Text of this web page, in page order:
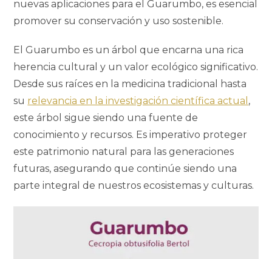
nuevas aplicaciones para el Guarumbo, es esencial
promover su conservación y uso sostenible.
El Guarumbo es un árbol que encarna una rica
herencia cultural y un valor ecológico significativo.
Desde sus raíces en la medicina tradicional hasta
su relevancia en la investigación científica actual ,
este árbol sigue siendo una fuente de
conocimiento y recursos. Es imperativo proteger
este patrimonio natural para las generaciones
futuras, asegurando que continúe siendo una
parte integral de nuestros ecosistemas y culturas.